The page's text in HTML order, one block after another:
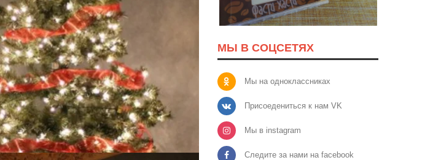
МЫ В СОЦСЕТЯХ
Мы на одноклассниках
Присоедениться к нам VK
Мы в instagram
Следите за нами на facebook